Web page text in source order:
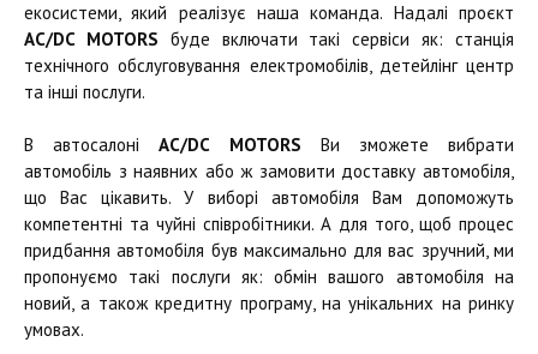
екосистеми, який реалізує наша команда. Надалі проєкт
AC/DC MOTORS буде включати такі сервіси як: станція
технічного обслуговування електромобілів, детейлінг центр
та інші послуги.
В автосалоніAC/DC MOTORS Ви зможете вибрати
автомобіль з наявних або ж замовити доставку автомобіля,
що Вас цікавить. У виборі автомобіля Вам допоможуть
компетентні та чуйні співробітники. А для того, щоб процес
придбання автомобіля був максимально для вас зручний, ми
пропонуємо такі послуги як: обмін вашого автомобіля на
новий, а також кредитну програму, на унікальних на ринку
умовах.